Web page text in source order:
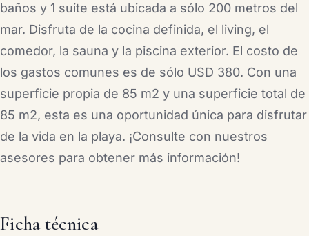
baños y 1 suite está ubicada a sólo 200 metros del
mar. Disfruta de la cocina definida, el living, el
comedor, la sauna y la piscina exterior. El costo de
los gastos comunes es de sólo USD 380. Con una
superficie propia de 85 m2 y una superficie total de
85 m2, esta es una oportunidad única para disfrutar
de la vida en la playa. ¡Consulte con nuestros
asesores para obtener más información!
Ficha técnica